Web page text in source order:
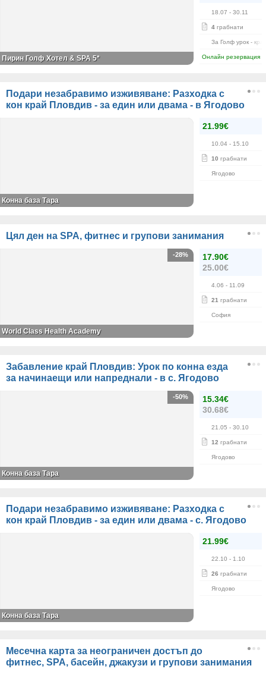
18.07 - 30.11
4 грабнати
За Голф урок -
Онлайн резервация
Пирин Голф Хотел & SPA 5*
Подари незабравимо изживяване: Разходка с
кон край Пловдив - за един или двама - в Ягодово
21.99€
10.04 - 15.10
10 грабнати
Ягодово
Конна база Тара
Цял ден на SPA, фитнес и групови занимания
17.90€
25.00€
4.06 - 11.09
21 грабнати
София
-28%
World Class Health Academy
Забавление край Пловдив: Урок по конна езда
за начинаещи или напреднали - в с. Ягодово
15.34€
30.68€
21.05 - 30.10
12 грабнати
Ягодово
-50%
Конна база Тара
Подари незабравимо изживяване: Разходка с
кон край Пловдив - за един или двама - с. Ягодово
21.99€
22.10 - 1.10
26 грабнати
Ягодово
Конна база Тара
Месечна карта за неограничен достъп до
фитнес, SPA, басейн, джакузи и групови занимания